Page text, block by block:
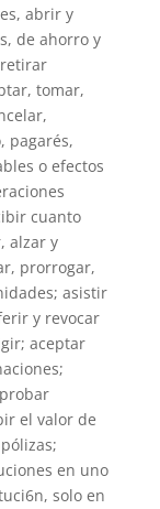
abrir y
de ahorro y
tomar,
pagarés,
o efectos
cuanto
alzar y
prorrogar,
asistir
y revocar
aceptar
el valor de
en uno
solo en